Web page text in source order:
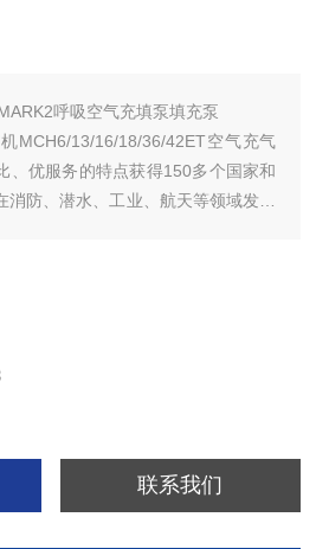
呼吸空气充填泵填充泵
MCH6/13/16/18/36/42ET空气充气
、优服务的特点获得150多个国家和
防、潜水、工业、航天等领域发挥
压缩机供应商
联系我们